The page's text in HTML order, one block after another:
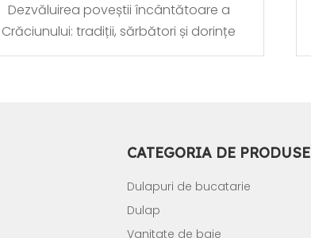
Dezvăluirea poveștii încântătoare a
Crăciunului: tradiții, sărbători și dorințe
CATEGORIA DE PRODUSE
Dulapuri de bucatarie
Dulap
Vanitate de baie